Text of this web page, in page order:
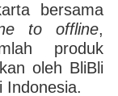
bersama
to offline,
produk
oleh BliBli